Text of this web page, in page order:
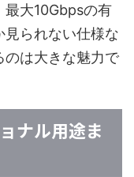
最大10Gbpsの有
られない仕様な
のは大きな魅力で
ナル用途ま